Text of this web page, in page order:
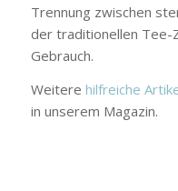
Trennung zwischen
der traditionellen Tee-
Gebrauch.
Weitere hilfreiche
in unserem Magazin.